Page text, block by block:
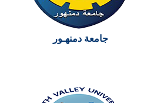
جامعة دمنهـور